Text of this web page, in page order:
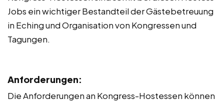
Jobs ein wichtiger Bestandteil der Gästebetreuung
in Eching und Organisation von Kongressen und
Tagungen.
Anforderungen:
Die Anforderungen an Kongress-Hostessen können